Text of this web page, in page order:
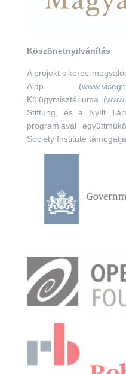
Köszönetnyilvánítás
A projekt sikeres
Alap (
Külügymisztériuma (
Stiftung, és a Nyílt
programjával
Society Institute támogatja.